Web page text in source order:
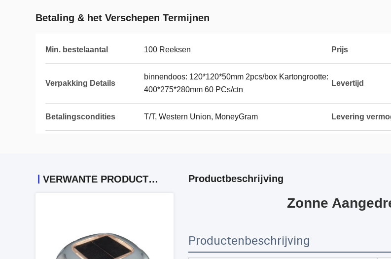
Betaling & het Verschepen Termijnen
Min. bestelaantal 100 Reeksen Prijs
Verpakking Details
binnendoos: 120*120*50mm 2pcs/box Kartongrootte:
400*275*280mm 60 PCs/ctn
Levertijd
Betalingscondities T/T, Western Union, MoneyGram Levering
VERWANTE PRODUCTEN Productbeschrijving
Zonne
Productenbeschrijving